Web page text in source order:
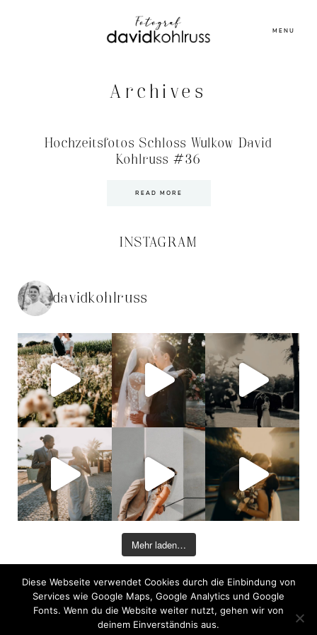
MENU
Archives
Hochzeitsfotos Schloss Wulkow David
Kohlruss #36
READ MORE
INSTAGRAM
davidkohlruss
Mehr laden…
©2026 COPYRIGHT DAVID KOHLRUSS
Diese Webseite verwendet Cookies durch die Einbindung von
Services wie Google Maps, Google Analytics und Google
Fonts. Wenn du die Website weiter nutzt, gehen wir von
deinem Einverständnis aus.